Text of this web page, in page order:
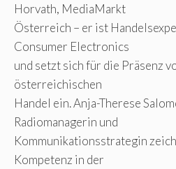
Horvath, MediaMarkt
Österreich – er ist
Consumer Electronics
und setzt sich für die Präsenz
österreichischen
Handel ein. Anja-Therese
Radiomanagerin und
Kommunikationsstrategin
Kompetenz in der